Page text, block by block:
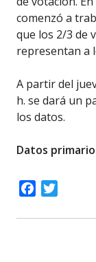
comenzó a
que los 2/3 de
representan a
A partir del
h. se dará un
los datos.
Datos
Facebook